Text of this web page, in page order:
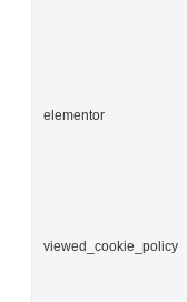
elementor
viewed_cookie_policy